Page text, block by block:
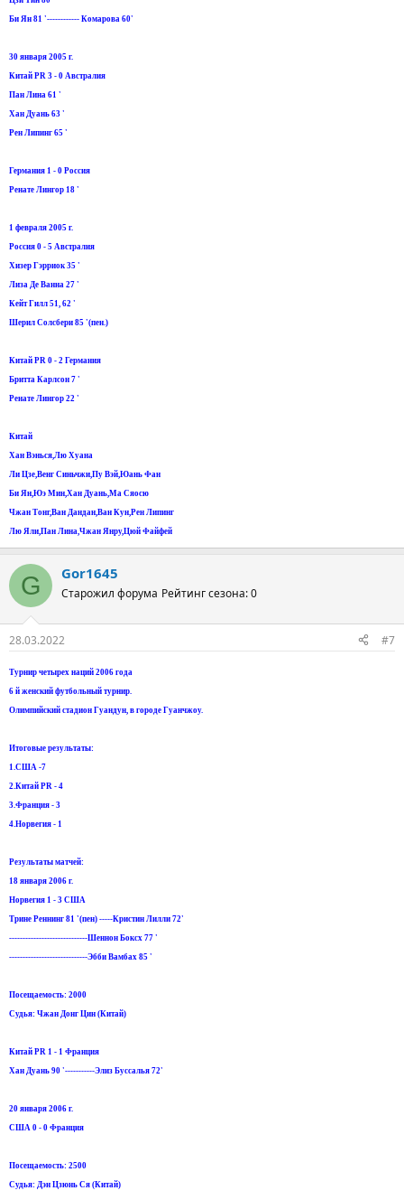
Би Ян 81 '------------ Комарова 60'
30 января 2005 г.
Китай PR 3 - 0 Австралия
Пан Лина 61 '
Хан Дуань 63 '
Рен Липинг 65 '
Германия 1 - 0 Россия
Ренате Лингор 18 '
1 февраля 2005 г.
Россия 0 - 5 Австралия
Хизер Гэрриок 35 '
Лиза Де Ванна 27 '
Кейт Гилл 51, 62 '
Шерил Солсбери 85 '(пен.)
Китай PR 0 - 2 Германия
Бритта Карлсон 7 '
Ренате Лингор 22 '
Китай
Хан Вэнься,Лю Хуана
Ли Цзе,Венг Синьчжи,Пу Вэй,Юань Фан
Би Ян,Юэ Мин,Хан Дуань,Ма Сяосю
Чжан Тонг,Ван Дандан,Ван Кун,Рен Липинг
Лю Яли,Пан Лина,Чжан Янру,Цюй Файфей
G Gor1645
Старожил форума Рейтинг сезона: 0
28.03.2022 #7
Турнир четырех наций 2006 года
6 й женский футбольный турнир.
Олимпийский стадион Гуандун, в городе Гуанчжоу.
Итоговые результаты:
1.США -7
2.Китай PR - 4
3.Франция - 3
4.Норвегия - 1
Результаты матчей:
18 января 2006 г.
Норвегия 1 - 3 США
Трине Реннинг 81 '(пен) -----Кристин Лилли 72'
-----------------------------Шеннон Боксx 77 '
-----------------------------Эбби Вамбах 85 '
Посещаемость: 2000
Судья: Чжан Донг Цин (Китай)
Китай PR 1 - 1 Франция
Хан Дуань 90 '-----------Элиз Буссалья 72'
20 января 2006 г.
США 0 - 0 Франция
Посещаемость: 2500
Судья: Дэн Цзюнь Ся (Китай)